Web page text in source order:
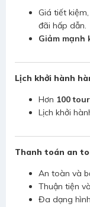
Giá tiết
đãi hấp dẫn.
Giảm mạnh
Lịch khởi hành
Hơn 100
Lịch khởi
Thanh toán an
An toàn và
Thuận tiện
Đa dạng